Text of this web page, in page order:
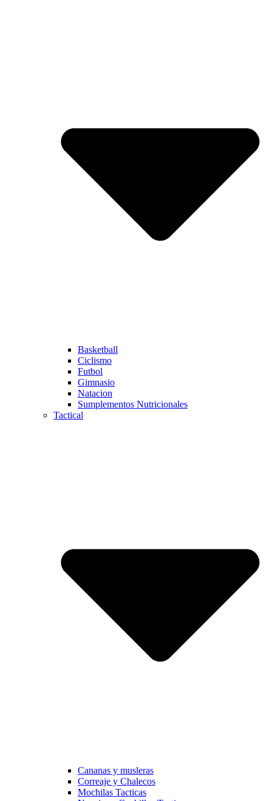
Basketball
Ciclismo
Futbol
Gimnasio
Natacion
Sumplementos Nutricionales
Tactical
Cananas y musleras
Correaje y Chalecos
Mochilas Tacticas